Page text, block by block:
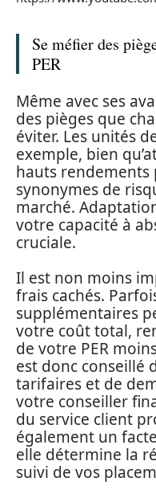
Se méfier des
PER
Même avec ses
des pièges que
éviter. Les unités
exemple, bien
hauts rendements
synonymes de
marché.
votre capacité à
cruciale.
Il est non moins
frais cachés.
supplémentaires
votre coût total,
de votre PER
est donc conseillé
tarifaires et de
votre conseiller
du service client
également un
elle détermine la
suivi de vos